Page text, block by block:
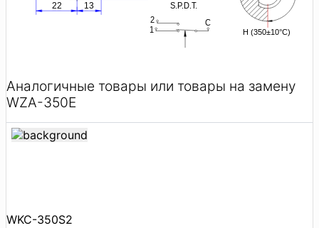
Аналогичные товары или товары на замену
WZA-350E
WKC-350S2